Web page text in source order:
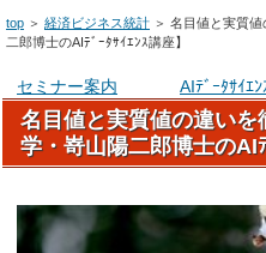
top ＞ 経済ビジネス統計 ＞ 名目値と実質
二郎博士のAIﾃﾞｰﾀｻｲｴﾝｽ講座】
セミナー案内 AIﾃﾞｰﾀｻｲｴ
名目値と実質値の違い
学・嵜山陽二郎博士のAIﾃ